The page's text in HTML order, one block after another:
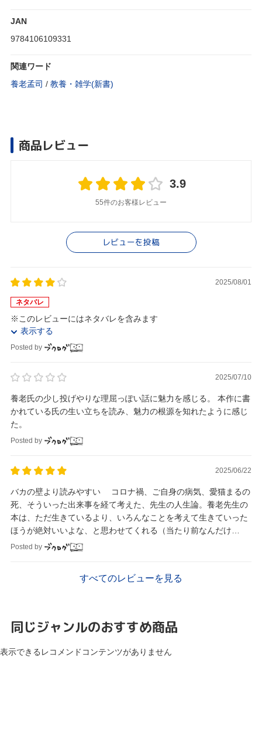
JAN
9784106109331
関連ワード
養老孟司 / 教養・雑学(新書)
商品レビュー
3.9
55件のお客様レビュー
レビューを投稿
2025/08/01
ネタバレ
※このレビューにはネタバレを含みます
表示する
Posted by
2025/07/10
養老氏の少し投げやりな理屈っぽい話に魅力を感じる。 本作に書
かれている氏の生い立ちを読み、魅力の根源を知れたように感じ
た。
Posted by
2025/06/22
バカの壁より読みやすい コロナ禍、ご自身の病気、愛猫まるの
死、そういった出来事を経て考えた、先生の人生論。養老先生の
本は、ただ生きているより、いろんなことを考えて生きていった
ほうが絶対いいよな、と思わせてくれる（当たり前なんだけ
ど）。
Posted by
すべてのレビューを見る
同じジャンルのおすすめ商品
表示できるレコメンドコンテンツがありません